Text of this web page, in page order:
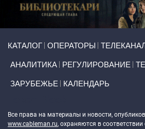
КАТАЛОГ ОПЕРАТОРЫ
АНАЛИТИКА РЕГУЛИРОВАНИЕ
ЗАРУБЕЖЬЕ КАЛЕНДАРЬ
Все права на материалы и новости,
www.cableman.ru, охраняются в